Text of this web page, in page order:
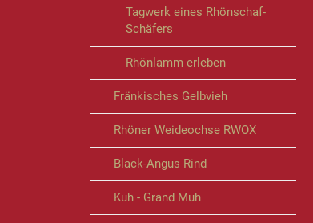
Tagwerk eines Rhönschaf-
Schäfers
Rhönlamm erleben
Fränkisches Gelbvieh
Rhöner Weideochse RWOX
Black-Angus Rind
Kuh - Grand Muh